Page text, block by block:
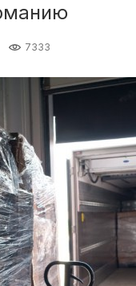
7333